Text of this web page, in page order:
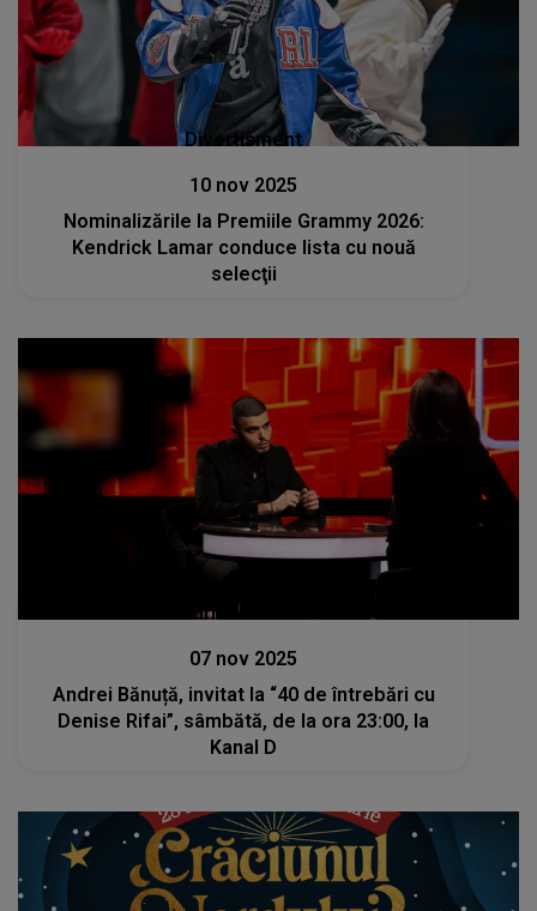
Divertisment
10 nov 2025
Nominalizările la Premiile Grammy 2026:
Kendrick Lamar conduce lista cu nouă
selecţii
Stiri mondene
07 nov 2025
Andrei Bănuță, invitat la “40 de întrebări cu
Denise Rifai”, sâmbătă, de la ora 23:00, la
Kanal D